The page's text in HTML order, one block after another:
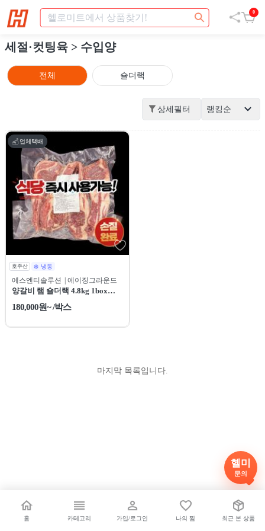
0
세절·컷팅육 > 수입양
전체 숄더랙
상세필터 랭킹순
업체택배
호주산 냉동
에스엔티솔루션 | 에이징그라운드
양갈비 램 숄더랙 4.8kg 1box
(400g 소분)
180,000원~ /박스
마지막 목록입니다.
헬미
문의
홈 카테고리 가입/로그인 나의 찜 최근 본 상품